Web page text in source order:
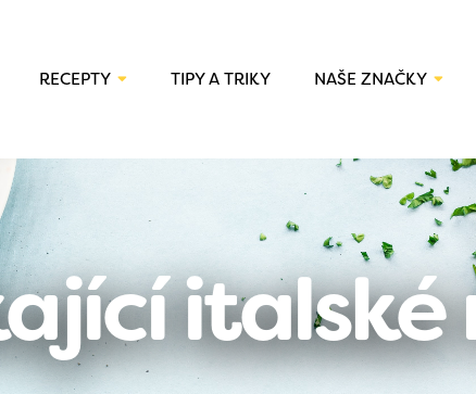
RECEPTY TIPY A TRIKY NAŠE ZNAČKY
italské